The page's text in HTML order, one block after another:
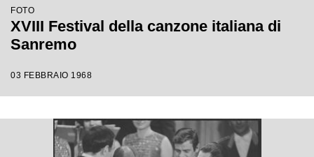
FOTO
XVIII Festival della canzone italiana di
Sanremo
03 FEBBRAIO 1968